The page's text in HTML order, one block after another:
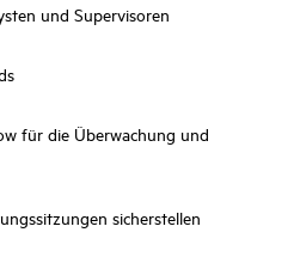
und Supervisoren
für die Überwachung und
sicherstellen